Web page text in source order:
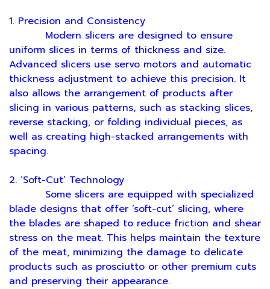
1. Precision and Consistency
Modern slicers are designed to ensure
uniform slices in terms of thickness and size.
Advanced slicers use servo motors and automatic
thickness adjustment to achieve this precision. It
also allows the arrangement of products after
slicing in various patterns, such as stacking slices,
reverse stacking, or folding individual pieces, as
well as creating high-stacked arrangements with
spacing.
2. ‘Soft-Cut’ Technology
Some slicers are equipped with specialized
blade designs that offer ‘soft-cut’ slicing, where
the blades are shaped to reduce friction and shear
stress on the meat. This helps maintain the texture
of the meat, minimizing the damage to delicate
products such as prosciutto or other premium cuts
and preserving their appearance.